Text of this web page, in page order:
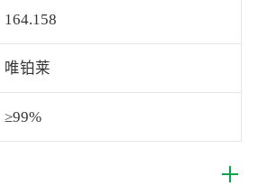
164.158
唯铂莱
≥99%
+